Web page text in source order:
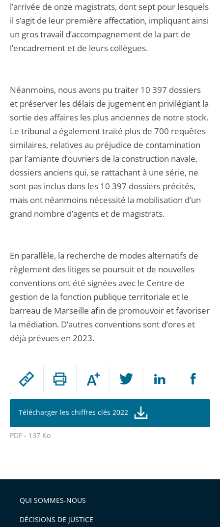
Passer
partage
de
l'article
pour
Augmenter
ou
la
de
police
Télécharger les chiffres clés 2022
PDF - 137 Ko
l'article
pour
l’arrivée de onze magistrats, dont sept pour lesquels
il s’agit de leur première affectation, impliquant ainsi
un gros travail d’accompagnement de la part de
l’encadrement et de leurs collègues.
Néanmoins, nous avons pu traiter 10 397 dossiers
et préserver les délais de jugement en privilégiant la
sortie des affaires les plus anciennes de notre stock.
Le tribunal a également traité plus de 700 requêtes
similaires, relatives au préjudice de contamination
par l’amiante d’ouvriers de la construction navale,
dossiers anciens qui, se rattachant à une série, ne
sont pas inclus dans les 10 397 dossiers précités,
mais ont néanmoins nécessité la mobilisation d’un
grand nombre d’agents et de magistrats.
En parallèle, la recherche de modes alternatifs de
règlement des litiges se poursuit et de nouvelles
conventions ont été signées avec le Centre de
gestion de la fonction publique territoriale et le
barreau de Marseille afin de promouvoir et favoriser
la médiation. D’autres conventions sont d’ores et
déjà prévues en 2023.
QUI SOMMES-NOUS
DÉCISIONS DE JUSTICE